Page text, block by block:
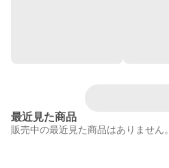
最近見た商品
販売中の最近見た商品はありません。